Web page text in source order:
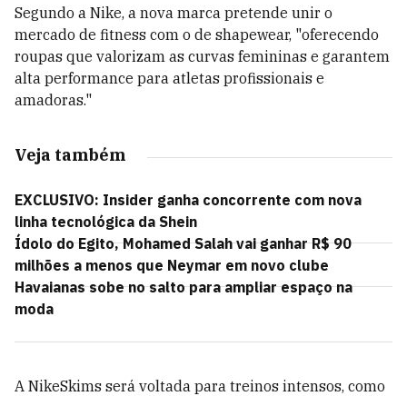
Segundo a Nike, a nova marca pretende unir o
mercado de fitness com o de shapewear, "oferecendo
roupas que valorizam as curvas femininas e garantem
alta performance para atletas profissionais e
amadoras."
Veja também
EXCLUSIVO: Insider ganha concorrente com nova
linha tecnológica da Shein
Ídolo do Egito, Mohamed Salah vai ganhar R$ 90
milhões a menos que Neymar em novo clube
Havaianas sobe no salto para ampliar espaço na
moda
A NikeSkims será voltada para treinos intensos, como